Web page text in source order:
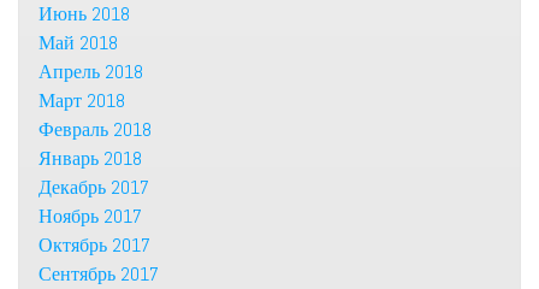
Июнь 2018
Май 2018
Апрель 2018
Март 2018
Февраль 2018
Январь 2018
Декабрь 2017
Ноябрь 2017
Октябрь 2017
Сентябрь 2017